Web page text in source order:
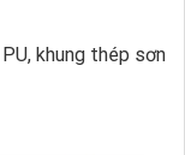
khung thép sơn